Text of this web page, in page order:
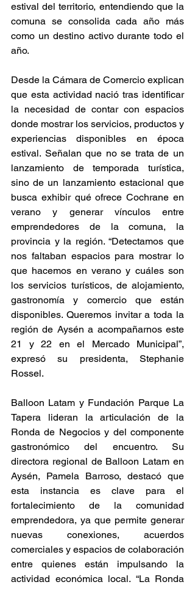
estival del territorio, entendiendo que la
comuna se consolida cada año más
como un destino activo durante todo el
año.
Desde la Cámara de Comercio explican
que esta actividad nació tras identificar
la necesidad de contar con espacios
donde mostrar los servicios, productos y
experiencias disponibles en época
estival. Señalan que no se trata de un
lanzamiento de temporada turística,
sino de un lanzamiento estacional que
busca exhibir qué ofrece Cochrane en
verano y generar vínculos entre
emprendedores de la comuna, la
provincia y la región. “Detectamos que
nos faltaban espacios para mostrar lo
que hacemos en verano y cuáles son
los servicios turísticos, de alojamiento,
gastronomía y comercio que están
disponibles. Queremos invitar a toda la
región de Aysén a acompañarnos este
21 y 22 en el Mercado Municipal”,
expresó su presidenta, Stephanie
Rossel.
Balloon Latam y Fundación Parque La
Tapera lideran la articulación de la
Ronda de Negocios y del componente
gastronómico del encuentro. Su
directora regional de Balloon Latam en
Aysén, Pamela Barroso, destacó que
esta instancia es clave para el
fortalecimiento de la comunidad
emprendedora, ya que permite generar
nuevas conexiones, acuerdos
comerciales y espacios de colaboración
entre quienes están impulsando la
actividad económica local. “La Ronda